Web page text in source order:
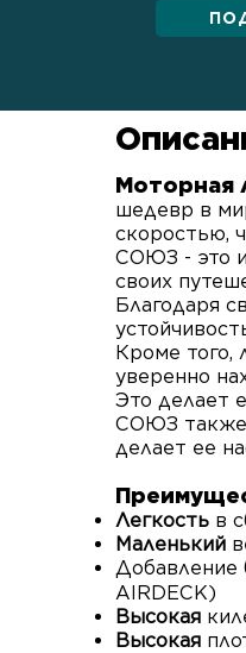
шедевр в
скоростью,
СОЮЗ - это
своих
Благодаря
Кроме того,
уверенно
Это делает
СОЮЗ также
делает ее
Преимущ
Легкость в
Маленький
Добавление
AIRDECK)
Высокая
Высокая